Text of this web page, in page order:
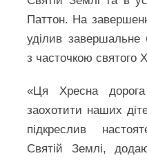
Паттон. На
уділив завершальне
з часточкою святого
«Ця Хресна
заохотити наших
підкреслив
Святій Землі,